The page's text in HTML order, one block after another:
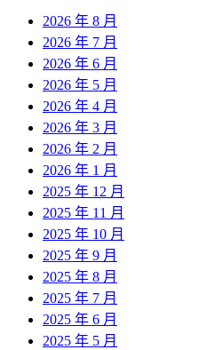
2026 年 8 月
2026 年 7 月
2026 年 6 月
2026 年 5 月
2026 年 4 月
2026 年 3 月
2026 年 2 月
2026 年 1 月
2025 年 12 月
2025 年 11 月
2025 年 10 月
2025 年 9 月
2025 年 8 月
2025 年 7 月
2025 年 6 月
2025 年 5 月